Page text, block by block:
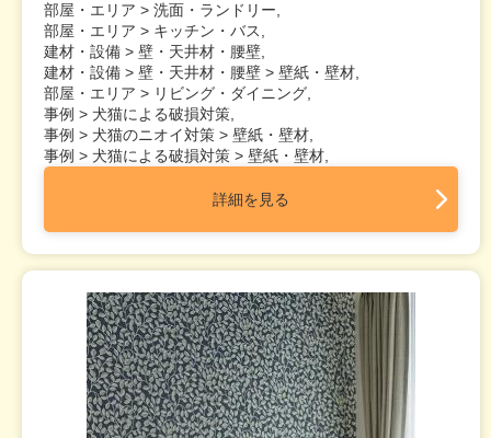
部屋・エリア > 洗面・ランドリー,
部屋・エリア > キッチン・バス,
建材・設備 > 壁・天井材・腰壁,
建材・設備 > 壁・天井材・腰壁 > 壁紙・壁材,
部屋・エリア > リビング・ダイニング,
事例 > 犬猫による破損対策,
事例 > 犬猫のニオイ対策 > 壁紙・壁材,
事例 > 犬猫による破損対策 > 壁紙・壁材,
詳細を見る